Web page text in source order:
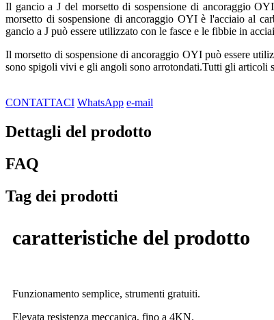
Il gancio a J del morsetto di sospensione di ancoraggio
morsetto di sospensione di ancoraggio OYI è l'acciaio al
gancio a J può essere utilizzato con le fasce e le fibbie in
Il morsetto di sospensione di ancoraggio OYI può essere
sono spigoli vivi e gli angoli sono arrotondati.Tutti gli articoli
CONTATTACI WhatsApp e-mail
Dettagli del prodotto
FAQ
Tag dei prodotti
caratteristiche del prodotto
Funzionamento semplice, strumenti gratuiti.
Elevata resistenza meccanica, fino a 4KN.